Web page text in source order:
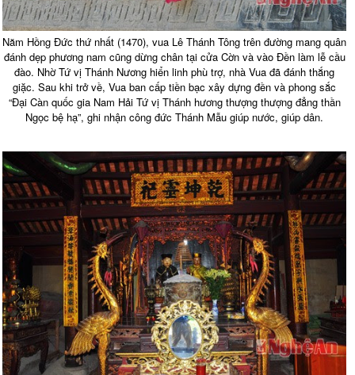
Năm Hồng Đức thứ nhất (1470), vua Lê Thánh Tông trên đường mang quân
đánh dẹp phương nam cũng dừng chân tại cửa Cờn và vào Đền làm lễ cầu
đào. Nhờ Tứ vị Thánh Nương hiển linh phù trợ, nhà Vua đã đánh thắng
giặc. Sau khi trở về, Vua ban cấp tiền bạc xây dựng đền và phong sắc
“Đại Càn quốc gia Nam Hải Tứ vị Thánh hương thượng thượng đẳng thần
Ngọc bệ hạ”, ghi nhận công đức Thánh Mẫu giúp nước, giúp dân.